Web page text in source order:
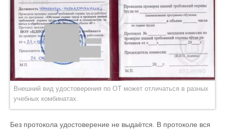
Внешний вид удостоверения по ОТ может отличаться в разных
учебных комбинатах.
Без протокола удостоверение не выдаётся. В протоколе вся